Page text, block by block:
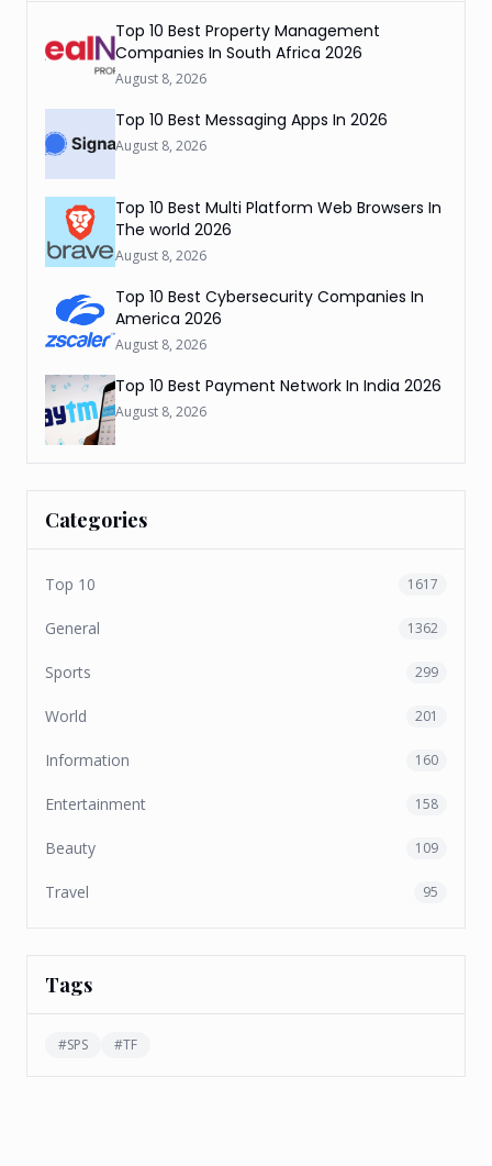
Top 10 Best Property Management
Companies In South Africa 2026
August 8, 2026
Top 10 Best Messaging Apps In 2026
August 8, 2026
Top 10 Best Multi Platform Web Browsers In
The world 2026
August 8, 2026
Top 10 Best Cybersecurity Companies In
America 2026
August 8, 2026
Top 10 Best Payment Network In India 2026
August 8, 2026
Categories
Top 10 1617
General 1362
Sports 299
World 201
Information 160
Entertainment 158
Beauty 109
Travel 95
Tags
#SPS #TF